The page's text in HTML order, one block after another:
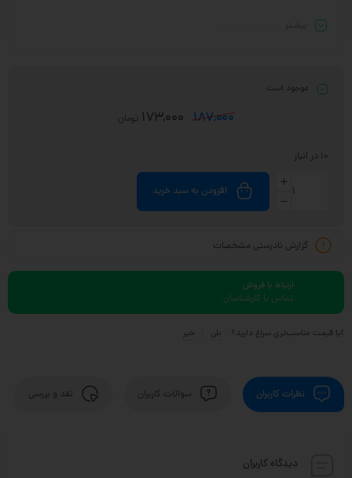
موجود است
187,000
173,000 تومان
10 در انبار
افزودن به سبد خرید
گزارش نادرستی مشخصات
ارتباط با فروش
تماس با کارشناسان
آیا قیمت مناسب‌تری سراغ دارید؟ بلی خیر
نظرات کاربران سوالات کاربران نقد و بررسی
دیدگاه کاربران